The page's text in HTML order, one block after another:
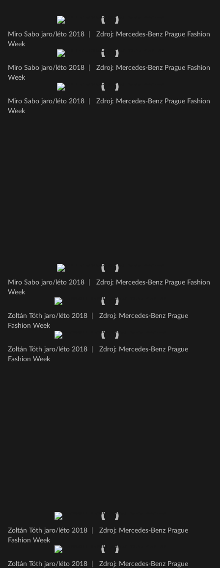
Miro Sabo jaro/léto 2018
Zdroj: Mercedes-Benz Prague Fashion
Week
Miro Sabo jaro/léto 2018
Zdroj: Mercedes-Benz Prague Fashion
Week
Miro Sabo jaro/léto 2018
Zdroj: Mercedes-Benz Prague Fashion
Week
Miro Sabo jaro/léto 2018
Zdroj: Mercedes-Benz Prague Fashion
Week
Zoltán Tóth jaro/léto 2018
Zdroj: Mercedes-Benz Prague
Fashion Week
Zoltán Tóth jaro/léto 2018
Zdroj: Mercedes-Benz Prague
Fashion Week
Zoltán Tóth jaro/léto 2018
Zdroj: Mercedes-Benz Prague
Fashion Week
Zoltán Tóth jaro/léto 2018
Zdroj: Mercedes-Benz Prague